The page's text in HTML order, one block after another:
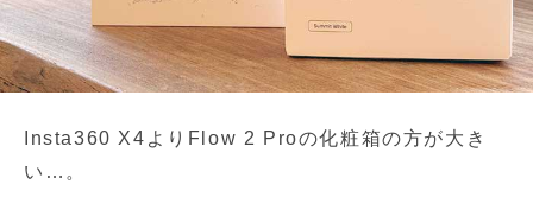
Insta360 X4よりFlow 2 Proの化粧箱の方が大き
い…。